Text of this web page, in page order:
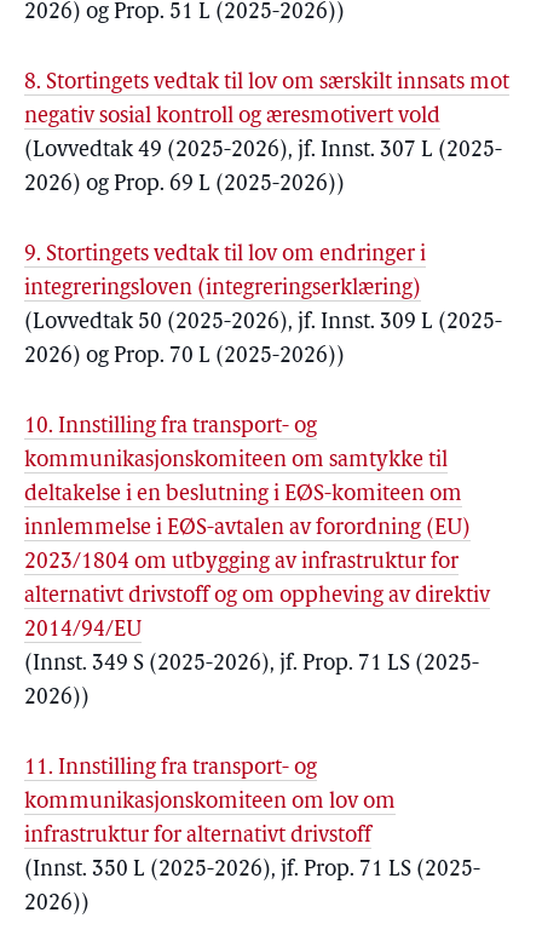
2026) og Prop. 51 L (2025-2026))
8. Stortingets vedtak til lov om særskilt innsats mot
negativ sosial kontroll og æresmotivert vold
(Lovvedtak 49 (2025-2026), jf. Innst. 307 L (2025-
2026) og Prop. 69 L (2025-2026))
9. Stortingets vedtak til lov om endringer i
integreringsloven (integreringserklæring)
(Lovvedtak 50 (2025-2026), jf. Innst. 309 L (2025-
2026) og Prop. 70 L (2025-2026))
10. Innstilling fra transport- og
kommunikasjonskomiteen om samtykke til
deltakelse i en beslutning i EØS-komiteen om
innlemmelse i EØS-avtalen av forordning (EU)
2023/1804 om utbygging av infrastruktur for
alternativt drivstoff og om oppheving av direktiv
2014/94/EU
(Innst. 349 S (2025-2026), jf. Prop. 71 LS (2025-
2026))
11. Innstilling fra transport- og
kommunikasjonskomiteen om lov om
infrastruktur for alternativt drivstoff
(Innst. 350 L (2025-2026), jf. Prop. 71 LS (2025-
2026))